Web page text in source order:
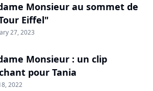
Monsieur au sommet de
Eiffel"
27, 2023
Monsieur : un clip
pour Tania
2022